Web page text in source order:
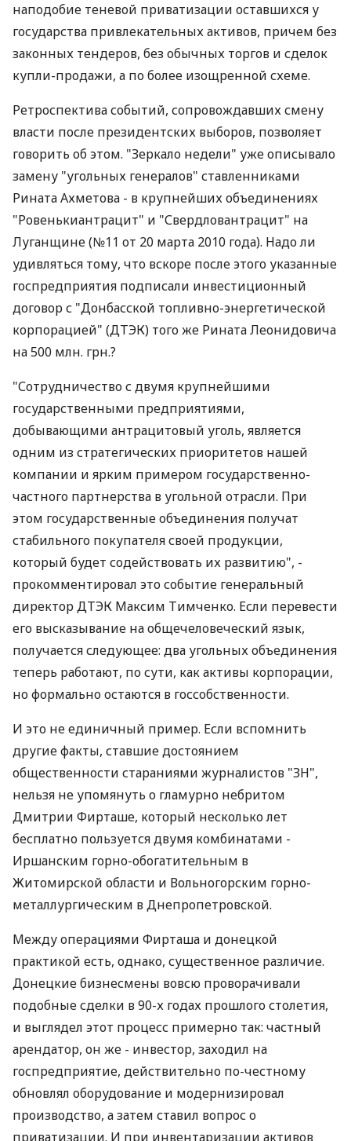
наподобие теневой приватизации оставшихся у
государства привлекательных активов, причем без
законных тендеров, без обычных торгов и сделок
купли-продажи, а по более изощренной схеме.
Ретроспектива событий, сопровождавших смену
власти после президентских выборов, позволяет
говорить об этом. "Зеркало недели" уже описывало
замену "угольных генералов" ставленниками
Рината Ахметова - в крупнейших объединениях
"Ровенькиантрацит" и "Свердловантрацит" на
Луганщине (№11 от 20 марта 2010 года). Надо ли
удивляться тому, что вскоре после этого указанные
госпредприятия подписали инвестиционный
договор с "Донбасской топливно-энергетической
корпорацией" (ДТЭК) того же Рината Леонидовича
на 500 млн. грн.?
"Сотрудничество с двумя крупнейшими
государственными предприятиями,
добывающими антрацитовый уголь, является
одним из стратегических приоритетов нашей
компании и ярким примером государственно-
частного партнерства в угольной отрасли. При
этом государственные объединения получат
стабильного покупателя своей продукции,
который будет содействовать их развитию", -
прокомментировал это событие генеральный
директор ДТЭК Максим Тимченко. Если перевести
его высказывание на общечеловеческий язык,
получается следующее: два угольных объединения
теперь работают, по сути, как активы корпорации,
но формально остаются в госсобственности.
И это не единичный пример. Если вспомнить
другие факты, ставшие достоянием
общественности стараниями журналистов "ЗН",
нельзя не упомянуть о гламурно небритом
Дмитрии Фирташе, который несколько лет
бесплатно пользуется двумя комбинатами -
Иршанским горно-обогатительным в
Житомирской области и Вольногорским горно-
металлургическим в Днепропетровской.
Между операциями Фирташа и донецкой
практикой есть, однако, существенное различие.
Донецкие бизнесмены вовсю проворачивали
подобные сделки в 90-х годах прошлого столетия,
и выглядел этот процесс примерно так: частный
арендатор, он же - инвестор, заходил на
госпредприятие, действительно по-честному
обновлял оборудование и модернизировал
производство, а затем ставил вопрос о
приватизации. И при инвентаризации активов